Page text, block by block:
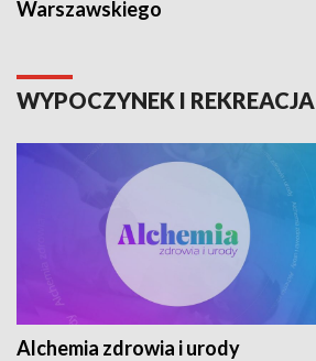
Warszawskiego
WYPOCZYNEK I REKREACJA
Alchemia zdrowia i urody